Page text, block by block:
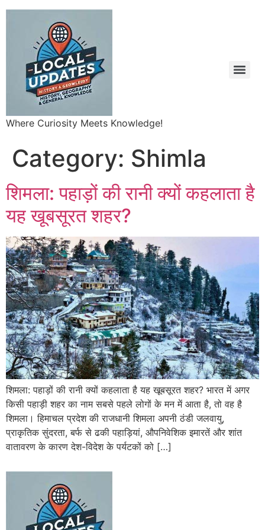
Where Curiosity Meets Knowledge!
Category: Shimla
शिमला: पहाड़ों की रानी क्यों कहलाता है
यह खूबसूरत शहर?
शिमला: पहाड़ों की रानी क्यों कहलाता है यह खूबसूरत शहर? भारत में अगर
किसी पहाड़ी शहर का नाम सबसे पहले लोगों के मन में आता है, तो वह है
शिमला। हिमाचल प्रदेश की राजधानी शिमला अपनी ठंडी जलवायु,
प्राकृतिक सुंदरता, बर्फ से ढकी पहाड़ियां, औपनिवेशिक इमारतें और शांत
वातावरण के कारण देश-विदेश के पर्यटकों को […]